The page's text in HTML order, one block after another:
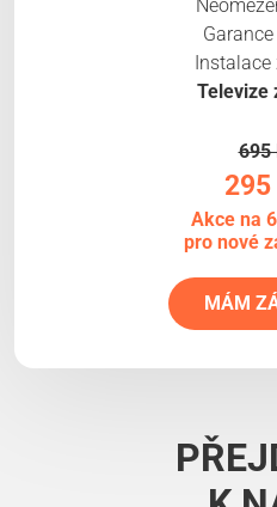
Televize
695
Akce na
pro nové
MÁM